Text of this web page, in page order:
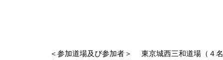
＜参加道場及び参加者＞　 東京城西三和道場（４